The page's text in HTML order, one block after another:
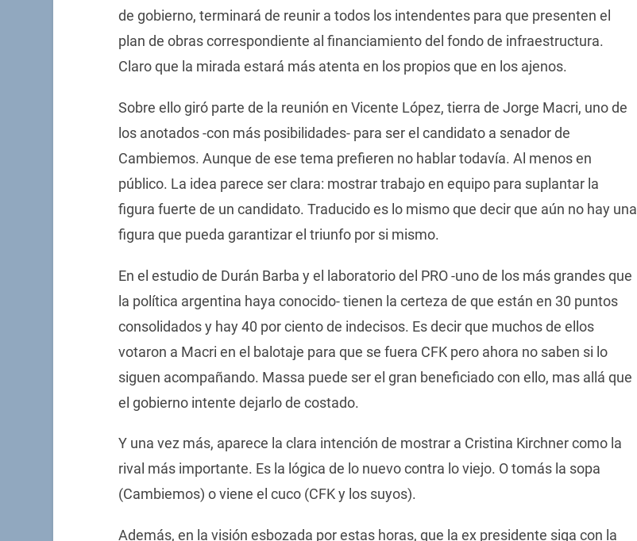
de gobierno, terminará de reunir a todos los intendentes para que presenten el
plan de obras correspondiente al financiamiento del fondo de infraestructura.
Claro que la mirada estará más atenta en los propios que en los ajenos.
Sobre ello giró parte de la reunión en Vicente López, tierra de Jorge Macri, uno de
los anotados -con más posibilidades- para ser el candidato a senador de
Cambiemos. Aunque de ese tema prefieren no hablar todavía. Al menos en
público. La idea parece ser clara: mostrar trabajo en equipo para suplantar la
figura fuerte de un candidato. Traducido es lo mismo que decir que aún no hay una
figura que pueda garantizar el triunfo por si mismo.
En el estudio de Durán Barba y el laboratorio del PRO -uno de los más grandes que
la política argentina haya conocido- tienen la certeza de que están en 30 puntos
consolidados y hay 40 por ciento de indecisos. Es decir que muchos de ellos
votaron a Macri en el balotaje para que se fuera CFK pero ahora no saben si lo
siguen acompañando. Massa puede ser el gran beneficiado con ello, mas allá que
el gobierno intente dejarlo de costado.
Y una vez más, aparece la clara intención de mostrar a Cristina Kirchner como la
rival más importante. Es la lógica de lo nuevo contra lo viejo. O tomás la sopa
(Cambiemos) o viene el cuco (CFK y los suyos).
Además, en la visión esbozada por estas horas, que la ex presidente siga con la